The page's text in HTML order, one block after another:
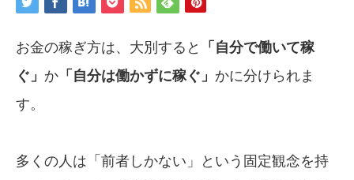
お金の稼ぎ方は、大別すると 「自分で働いて稼
ぐ」 か 「自分は働かずに稼ぐ」 かに分けられま
す。
多くの人は「前者しかない」という固定観念を持